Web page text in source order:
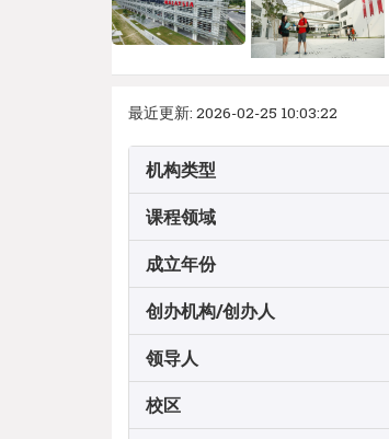
最近更新: 2026-02-25 10:03:22
机构类型
课程领域
成立年份
创办机构/创办人
领导人
校区